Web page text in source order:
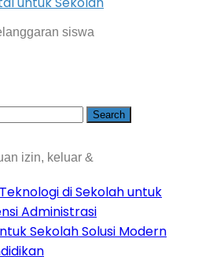
siswa
izin, keluar &
di Sekolah untuk
Administrasi
Sekolah Solusi Modern